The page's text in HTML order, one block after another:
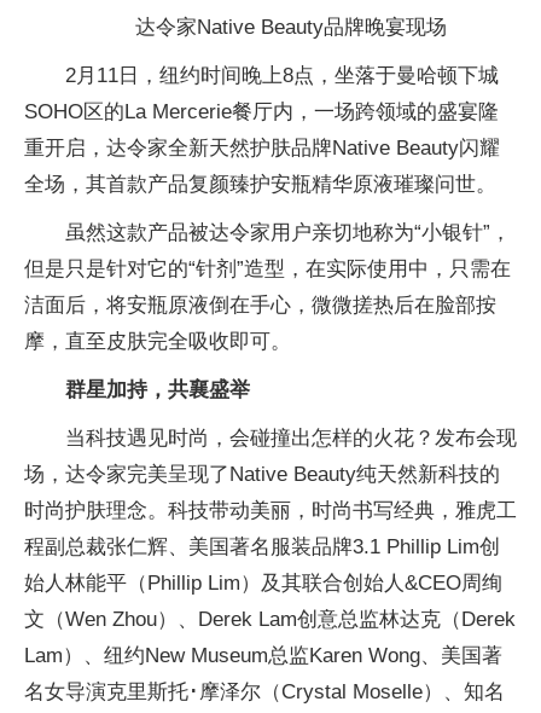
达令家Native Beauty品牌晚宴现场
2月11日，纽约时间晚上8点，坐落于曼哈顿下城
SOHO区的La Mercerie餐厅内，一场跨领域的盛宴隆
重开启，达令家全新天然护肤品牌Native Beauty闪耀
全场，其首款产品复颜臻护安瓶精华原液璀璨问世。
虽然这款产品被达令家用户亲切地称为“小银针”，
但是只是针对它的“针剂”造型，在实际使用中，只需在
洁面后，将安瓶原液倒在手心，微微搓热后在脸部按
摩，直至皮肤完全吸收即可。
群星加持，共襄盛举
当科技遇见时尚，会碰撞出怎样的火花？发布会现
场，达令家完美呈现了Native Beauty纯天然新科技的
时尚护肤理念。科技带动美丽，时尚书写经典，雅虎工
程副总裁张仁辉、美国著名服装品牌3.1 Phillip Lim创
始人林能平（Phillip Lim）及其联合创始人&CEO周绚
文（Wen Zhou）、Derek Lam创意总监林达克（Derek
Lam）、纽约New Museum总监Karen Wong、美国著
名女导演克里斯托･摩泽尔（Crystal Moselle）、知名